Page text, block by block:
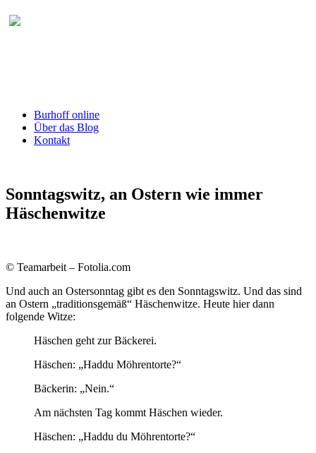
Burhoff online
Über das Blog
Kontakt
Sonntagswitz, an Ostern wie immer
Häschenwitze
© Teamarbeit – Fotolia.com
Und auch an Ostersonntag gibt es den Sonntagswitz. Und das sind
an Ostern „traditionsgemäß“ Häschenwitze. Heute hier dann
folgende Witze:
Häschen geht zur Bäckerei.
Häschen: „Haddu Möhrentorte?“
Bäckerin: „Nein.“
Am nächsten Tag kommt Häschen wieder.
Häschen: „Haddu du Möhrentorte?“